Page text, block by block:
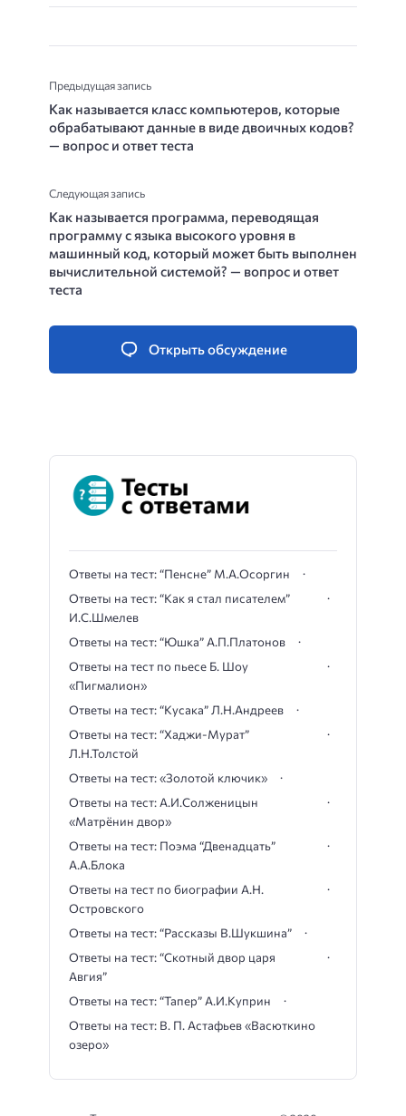
Предыдущая запись
Как называется класс компьютеров, которые
обрабатывают данные в виде двоичных кодов?
— вопрос и ответ теста
Следующая запись
Как называется программа, переводящая
программу с языка высокого уровня в
машинный код, который может быть выполнен
вычислительной системой? — вопрос и ответ
теста
Открыть обсуждение
Ответы на тест: “Пенсне” М.А.Осоргин
Ответы на тест: “Как я стал писателем”
И.С.Шмелев
Ответы на тест: “Юшка” А.П.Платонов
Ответы на тест по пьесе Б. Шоу
«Пигмалион»
Ответы на тест: “Кусака” Л.Н.Андреев
Ответы на тест: “Хаджи-Мурат”
Л.Н.Толстой
Ответы на тест: «Золотой ключик»
Ответы на тест: А.И.Солженицын
«Матрёнин двор»
Ответы на тест: Поэма “Двенадцать”
А.А.Блока
Ответы на тест по биографии А.Н.
Островского
Ответы на тест: “Рассказы В.Шукшина”
Ответы на тест: “Скотный двор царя
Авгия”
Ответы на тест: “Тапер” А.И.Куприн
Ответы на тест: В. П. Астафьев «Васюткино
озеро»